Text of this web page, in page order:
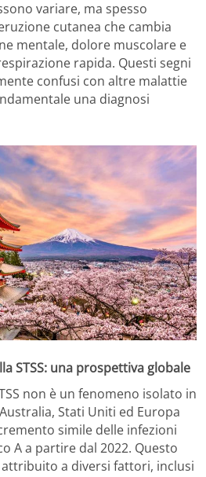
variare, ma spesso
cutanea che cambia
mentale, dolore muscolare e
rapida. Questi segni
confusi con altre malattie
una diagnosi
STSS: una prospettiva globale
non è un fenomeno isolato in
Stati Uniti ed Europa
simile delle infezioni
A a partire dal 2022. Questo
a diversi fattori, inclusi